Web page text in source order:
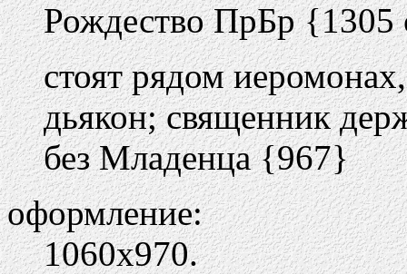
Рождество ПрБр {1305
стоят рядом
дьякон; священник
без Младенца {967}
оформление:
1060х970.